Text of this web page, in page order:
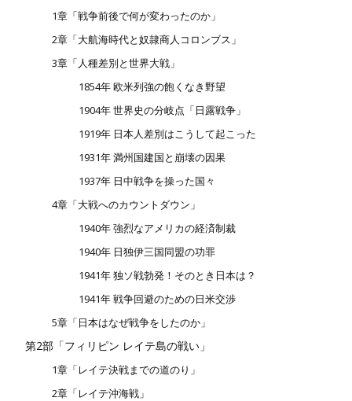
1章「戦争前後で何が変わったのか」
2章「大航海時代と奴隷商人コロンブス」
3章「人種差別と世界大戦」
1854年 欧米列強の飽くなき野望
1904年 世界史の分岐点「日露戦争」
1919年 日本人差別はこうして起こった
1931年 満州国建国と崩壊の因果
1937年 日中戦争を操った国々
4章「大戦へのカウントダウン」
1940年 強烈なアメリカの経済制裁
1940年 日独伊三国同盟の功罪
1941年 独ソ戦勃発！そのとき日本は？
1941年 戦争回避のための日米交渉
5章「日本はなぜ戦争をしたのか」
第2部「フィリピン レイテ島の戦い」
1章「レイテ決戦までの道のり」
2章「レイテ沖海戦」